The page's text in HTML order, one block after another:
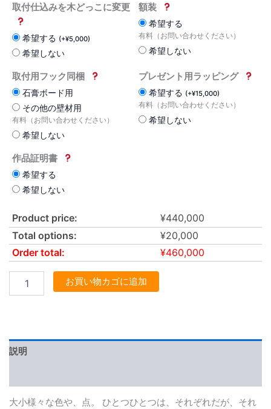
取付仕込みを木どっこに変更
希望する (+¥5,000)
希望しない
額装
希望する
有料（お問い合わせください）
希望しない
取付用フック同梱
石膏ボード用
その他の壁材用
有料（お問い合わせください）
希望しない
プレゼント用ラッピング
希望する (+¥15,000)
有料（お問い合わせください）
希望しない
作品証明書
希望する
希望しない
Product price: ¥440,000
Total options:
¥20,000
Order total:
¥460,000
お買い物カゴに追加
説明
大小様々な色や、点。 ひとつひとつは、それぞれだが、それ